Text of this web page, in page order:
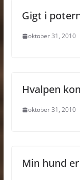
Gigt i
oktober 31, 2010
Hvalpen
oktober 31, 2010
Min hund